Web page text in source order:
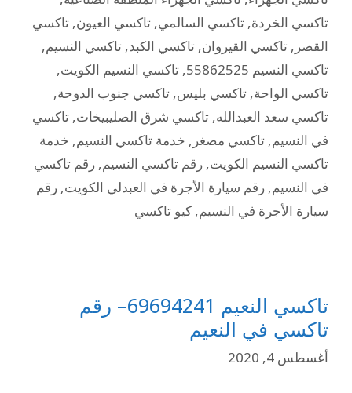
تاكسي الخردة, تاكسي السالمي, تاكسي العيون, تاكسي
القصر , تاكسي القيروان, تاكسي الكبد, تاكسي النسيم,
تاكسي النسيم 55862525
, تاكسي النسيم الكويت,
تاكسي الواحة, تاكسي بليس, تاكسي جنوب الدوحة,
تاكسي سعد العبدالله, تاكسي شرق الصليبيخات, تاكسي
في النسيم, تاكسي مصغر , خدمة تاكسي النسيم, خدمة
تاكسي النسيم الكويت, رقم تاكسي النسيم, رقم تاكسي
في النسيم, رقم سيارة الأجرة في العبدلي الكويت, رقم
سيارة الأجرة في النسيم, كيو تاكسي
تاكسي النعيم 69694241– رقم
تاكسي في النعيم
أغسطس 4, 2020